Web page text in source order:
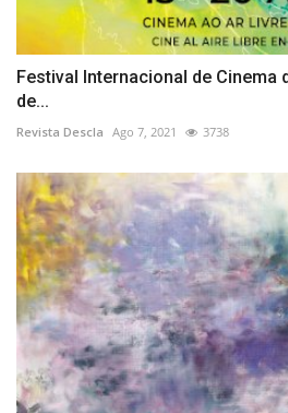
Festival Internacional de Cinema
de...
Revista Descla Ago 7, 2021 3738